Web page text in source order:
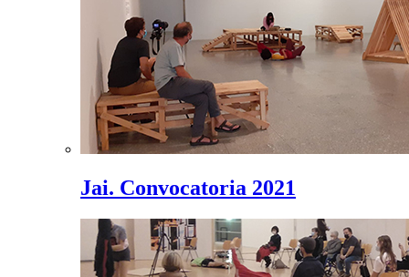
Jai. Convocatoria 2021